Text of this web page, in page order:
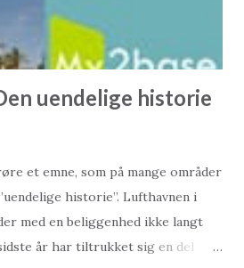
myndigheder som en del af en
uendelige historie
et emne, som på mange områder
historie”. Lufthavnen i
med en beliggenhed ikke langt
år har tiltrukket sig en del